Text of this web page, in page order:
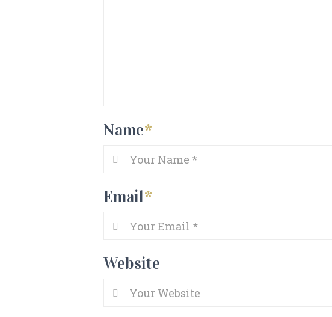
Name*
Email*
Website